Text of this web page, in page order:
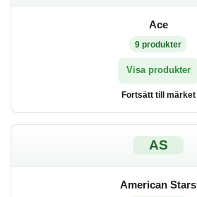
Ace
9 produkter
Visa produkter
Fortsätt till märket
AS
American Stars